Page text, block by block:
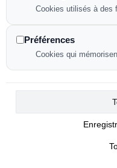
91230
Cookies utilisés à des
Préférences
Cookies qui